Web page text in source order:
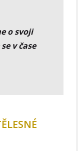
o svoji
v čase